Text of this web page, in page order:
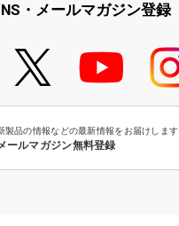
・メールマガジン登録
製品の情報などの最新情報をお届けします
ールマガジン無料登録